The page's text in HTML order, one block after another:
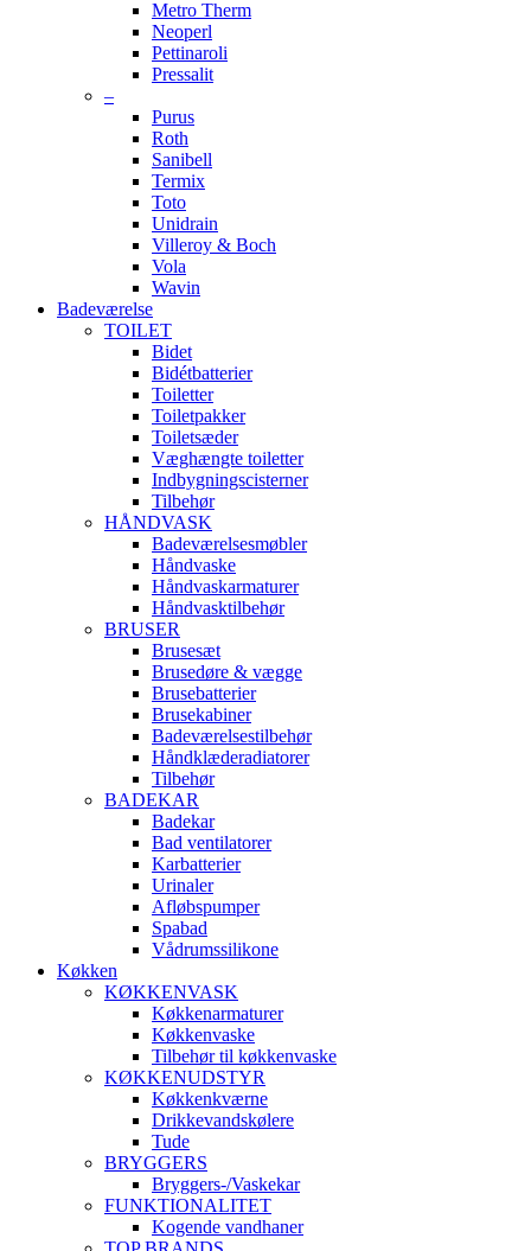
Metro Therm
Neoperl
Pettinaroli
Pressalit
–
Purus
Roth
Sanibell
Termix
Toto
Unidrain
Villeroy & Boch
Vola
Wavin
Badeværelse
TOILET
Bidet
Bidétbatterier
Toiletter
Toiletpakker
Toiletsæder
Væghængte toiletter
Indbygningscisterner
Tilbehør
HÅNDVASK
Badeværelsesmøbler
Håndvaske
Håndvaskarmaturer
Håndvasktilbehør
BRUSER
Brusesæt
Brusedøre & vægge
Brusebatterier
Brusekabiner
Badeværelsestilbehør
Håndklæderadiatorer
Tilbehør
BADEKAR
Badekar
Bad ventilatorer
Karbatterier
Urinaler
Afløbspumper
Spabad
Vådrumssilikone
Køkken
KØKKENVASK
Køkkenarmaturer
Køkkenvaske
Tilbehør til køkkenvaske
KØKKENUDSTYR
Køkkenkværne
Drikkevandskølere
Tude
BRYGGERS
Bryggers-/Vaskekar
FUNKTIONALITET
Kogende vandhaner